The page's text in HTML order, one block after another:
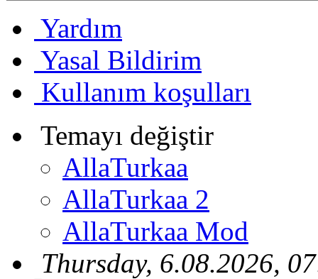
Yardım
Yasal Bildirim
Kullanım koşulları
Temayı değiştir
AllaTurkaa
AllaTurkaa 2
AllaTurkaa Mod
Thursday, 6.08.2026,